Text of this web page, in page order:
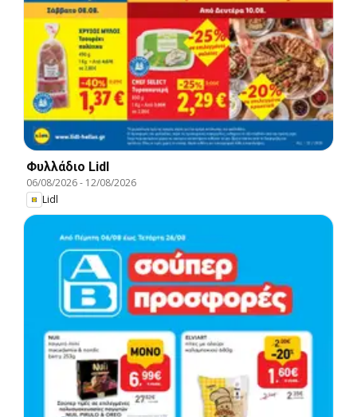
Φυλλάδιο Lidl
06/08/2026- 12/08/2026
Lidl